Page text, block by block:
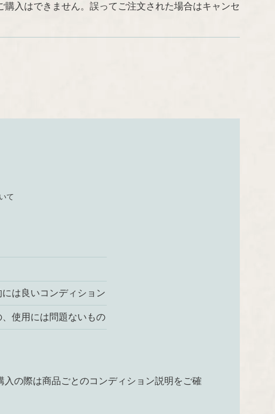
入はできません。誤ってご注文された場合はキャンセ
て
は良いコンディション
使用には問題ないもの
の際は商品ごとのコンディション説明をご確